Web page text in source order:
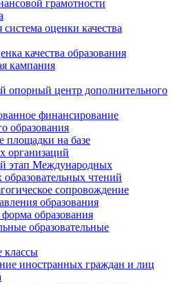
грамотности
оценки качества
качества образования
кампания
опорный центр дополнительного
финансирование
образования
на базе
организаций
этап Международных
образовательных чтений
сопровождение
образования
образования
образовательные
классы
иностранных граждан и лиц